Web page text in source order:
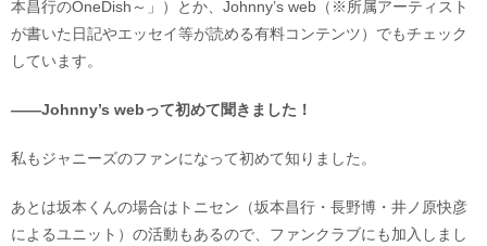
本昌行のOneDish～」）とか、Johnny’s web（※所属アーティスト
が書いた日記やエッセイ等が読める有料コンテンツ）でもチェック
しています。
――Johnny’s webって初めて聞きました！
私もジャニーズのファンになって初めて知りました。
あとは坂本くんの場合はトニセン（坂本昌行・長野博・井ノ原快彦
によるユニット）の活動もあるので、ファンクラブにも加入しまし